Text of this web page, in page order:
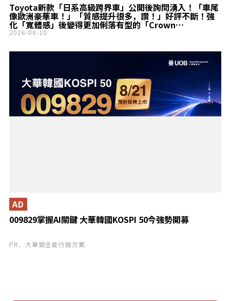
Toyota新款「日系高級跨界車」公開後詢問湧入！「車尾
像歐洲豪華車！」「質感提升很多，讚！」好評不斷！強
化「寬體感」後變得更加俐落有型的「Crown
Crossover」受到高度關注的原因是什麼？
2026-08-10
009829掌握AI關鍵 大華韓國KOSPI 50今強勢開募
AD
PR．大華銀全能行銷方案